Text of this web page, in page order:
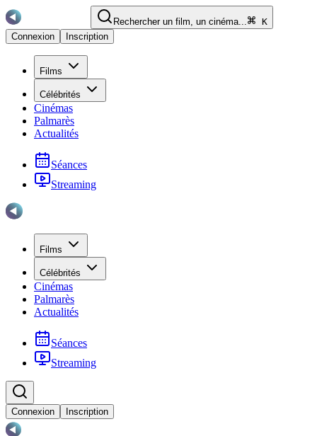
Rechercher un film, un cinéma...
K
Connexion
Inscription
Films
Célébrités
Cinémas
Palmarès
Actualités
Séances
Streaming
Films
Célébrités
Cinémas
Palmarès
Actualités
Séances
Streaming
Connexion Inscription